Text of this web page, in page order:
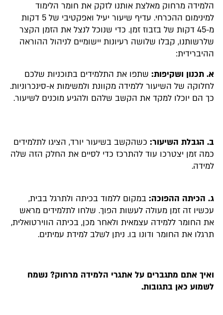
הלמידה מרחוק מאלצת אותנו לזקק את חומר הלימוד
למינימום ההכרחי. עדיף שיעור יעיל ואפקטיבי של 5 דקות
מ-45 דקות של בזבוז זמן. כדי שנוכל לנצל את הזמן הקצר
שלרשותנו, קבלו שלושה רעיונות יישומיים לניהול ההוראה
ההיברידית:
א. תכנון ושקיפות: שתפו את התלמידים בתוכניות שלכם
לחלוקה של השיעור ללמידה מקוונת ולמשימות א-סינכרוניות.
כך הם יוכלו למקד את הקשב שלהם ולהגיע מוכנים לשיעור.
ב. הגבלת השיעור: כשהקשב בשיעור יורד, הציגו לתלמידים
כמה זמן יצטרכו עוד להתרכז כדי לסיים את החלק הזה שלה
למידה.
ג. הכיתה ההפוכה: במקום ללמוד בכיתה ולתרגל בבית,
עכשיו זה זמן מעולה לעשות הפוך. שלחו לתלמידים מראש
את החומר ללמידה עצמאית ולאחר מכן, בכיתה הווירטואלית,
תרגלו את החומר ודונו בו. ניתן לשלב למידת עמיתים.
ואיך אתם מתגברים על אתגרי הלמידה מרחוק? נשמח
לשמוע כאן בתגובות.